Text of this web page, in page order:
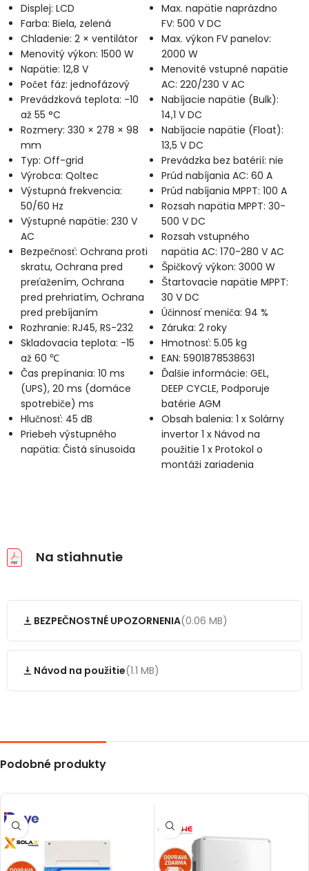
Displej: LCD
Farba: Biela, zelená
Chladenie: 2 × ventilátor
Menovitý výkon: 1500 W
Napätie: 12,8 V
Počet fáz: jednofázový
Prevádzková teplota: -10
až 55 °C
Rozmery: 330 × 278 × 98
mm
Typ: Off-grid
Výrobca: Qoltec
Výstupná frekvencia:
50/60 Hz
Výstupné napätie: 230 V
AC
Bezpečnosť: Ochrana proti
skratu, Ochrana pred
preťažením, Ochrana
pred prehriatím, Ochrana
pred prebíjaním
Rozhranie: RJ45, RS-232
Skladovacia teplota: -15
až 60 ℃
Čas prepínania: 10 ms
(UPS), 20 ms (domáce
spotrebiče) ms
Hlučnosť: 45 dB
Priebeh výstupného
napätia: Čistá sínusoida
Max. napätie naprázdno
FV: 500 V DC
Max. výkon FV panelov:
2000 W
Menovité vstupné napätie
AC: 220/230 V AC
Nabíjacie napätie (Bulk):
14,1 V DC
Nabíjacie napätie (Float):
13,5 V DC
Prevádzka bez batérií: nie
Prúd nabíjania AC: 60 A
Prúd nabíjania MPPT: 100 A
Rozsah napätia MPPT: 30-
500 V DC
Rozsah vstupného
napätia AC: 170-280 V AC
Špičkový výkon: 3000 W
Štartovacie napätie MPPT:
30 V DC
Účinnosť meniča: 94 %
Záruka: 2 roky
Hmotnosť: 5.05 kg
EAN: 5901878538631
Ďalšie informácie: GEL,
DEEP CYCLE, Podporuje
batérie AGM
Obsah balenia: 1 x Solárny
invertor 1 x Návod na
použitie 1 x Protokol o
montáži zariadenia
Na stiahnutie
BEZPEČNOSTNÉ UPOZORNENIA(0.06 MB)
Návod na použitie(1.1 MB)
Podobné produkty